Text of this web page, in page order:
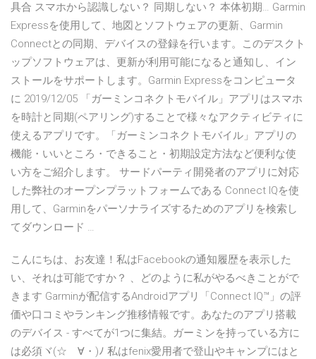
具合 スマホから認識しない？ 同期しない？ 本体初期… Garmin
Expressを使用して、地図とソフトウェアの更新、Garmin
Connectとの同期、デバイスの登録を行います。このデスクト
ップソフトウェアは、更新が利用可能になると通知し、イン
ストールをサポートします。Garmin Expressをコンピュータ
に 2019/12/05 「ガーミンコネクトモバイル」アプリはスマホ
を時計と同期(ペアリング)することで様々なアクティビティに
使えるアプリです。「ガーミンコネクトモバイル」アプリの
機能・いいところ・できること・初期設定方法など便利な使
い方をご紹介します。 サードパーティ開発者のアプリに対応
した弊社のオープンプラットフォームである Connect IQを使
用して、Garminをパーソナライズするためのアプリを検索し
てダウンロード …
こんにちは、お友達！私はFacebookの通知履歴を表示した
い、それは可能ですか？ 、どのように私がやるべきことがで
きます Garminが配信するAndroidアプリ「Connect IQ™」の評
価や口コミやランキング推移情報です。あなたのアプリ搭載
のデバイス - すべてが1つに集結。ガーミンを持っている方に
は必須ヾ(☆ゝ∀・)ﾉ 私はfenix愛用者で登山やキャンプにはと